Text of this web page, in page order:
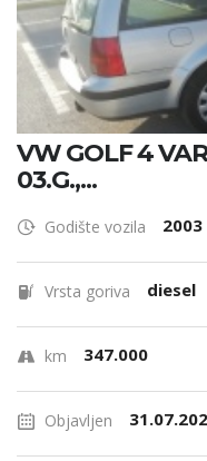
VW GOLF 4
03.G.,...
Godište vozila 2003
Vrsta goriva diesel
km 347.000
Objavljen